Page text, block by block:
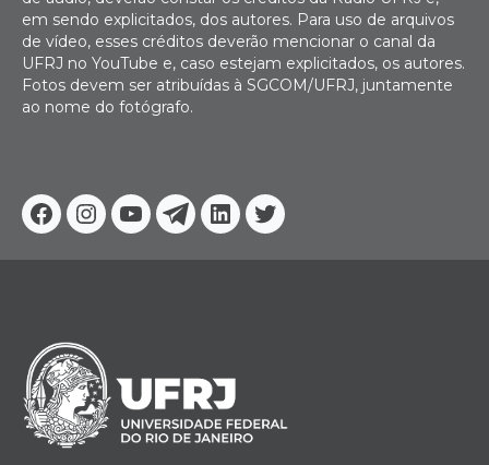
Facebook
Instagram
YoutubeTelegram
Linkedin
Twitter
em sendo explicitados, dos autores. Para uso de arquivos
de vídeo, esses créditos deverão mencionar o canal da
UFRJ no YouTube e, caso estejam explicitados, os autores.
Fotos devem ser atribuídas à SGCOM/UFRJ, juntamente
ao nome do fotógrafo.